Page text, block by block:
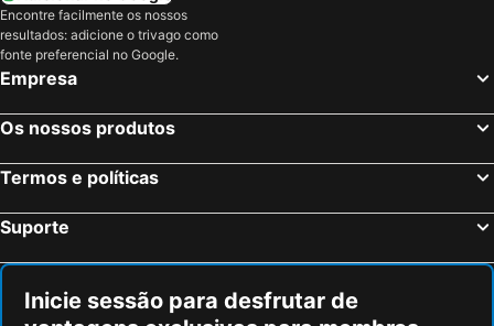
Encontre facilmente os nossos
resultados: adicione o trivago como
fonte preferencial no Google.
Empresa
Os nossos produtos
Termos e políticas
Suporte
Inicie sessão para desfrutar de